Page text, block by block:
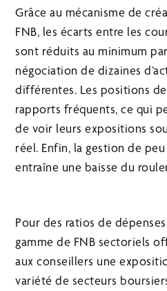
Grâce au mécanisme de
FNB, les écarts entre les
sont réduits au minimum
négociation de dizaines
différentes. Les positions
rapports fréquents, ce qui
de voir leurs expositions
réel. Enfin, la gestion de
entraîne une baisse du
Pour des ratios de
gamme de FNB sectoriels
aux conseillers une
variété de secteurs